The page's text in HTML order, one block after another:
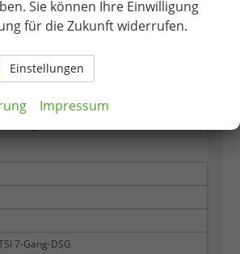
7-Gang-DSG
7-Gang-DSG 4 MOTION
7-Gang-DSG
Sie können Ihre Einwilligung
für die Zukunft widerrufen.
Einstellungen
Impressum